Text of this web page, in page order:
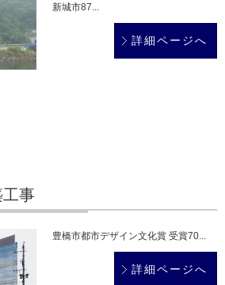
新城市87...
詳細ページへ
事
豊橋市都市デザイン文化賞 受賞70...
詳細ページへ